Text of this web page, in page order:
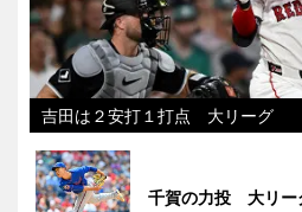
吉田は２安打１打点 大リーグ
千賀の力投 大リー